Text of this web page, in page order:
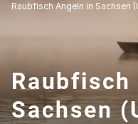
Raubfisch Angeln in Sachsen
Sachsen